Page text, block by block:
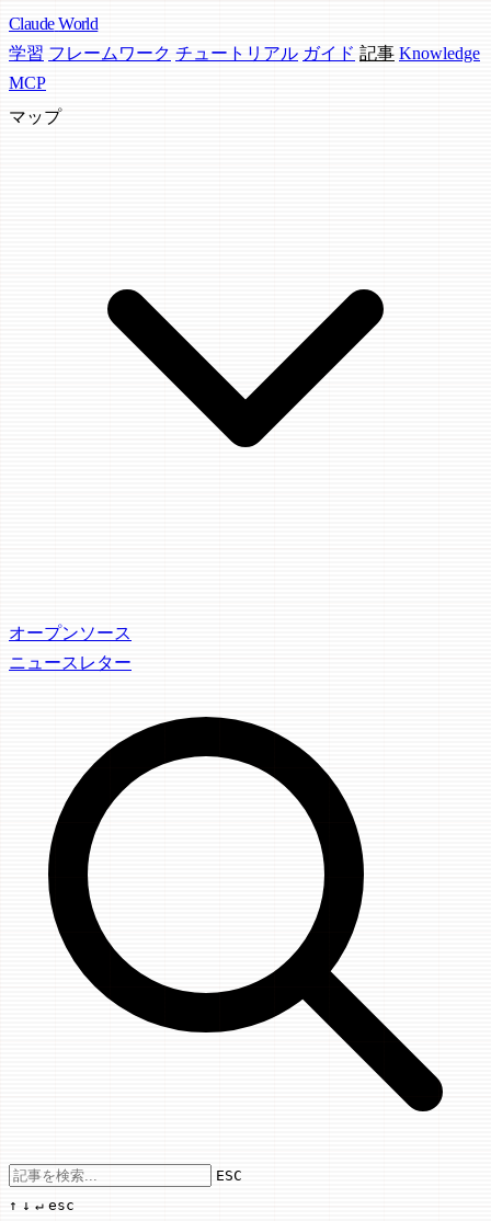
Claude World
学習 フレームワーク チュートリアル ガイド 記事 Knowledge
MCP
マップ
オープンソース
ニュースレター
Use arrow keys to navigate results,
ESC
↑ ↓ ↵ esc